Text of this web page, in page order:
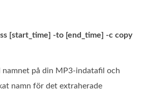
[start_time] -to [end_time] -c copy
namnet på din MP3-indatafil och
namn för det extraherade